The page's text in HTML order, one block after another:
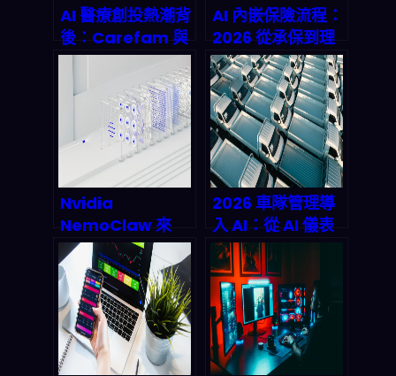
AI 醫療創投熱潮背
後：Carefam 與
Sage 如何重塑
2026 年健康照護
版圖？
AI 內嵌保險流程：
2026 從承保到理
賠，如何量化風險
機率、做出可驗證
「對應證書」並搶
下一個新市場？
Nvidia
NemoClaw 來
了：2026 年自主
代理部署戰爭的真
正開端
2026 車隊管理導
入 AI：從 AI 儀表
板到預測維修與工
作流自動化，真的
能省多少？